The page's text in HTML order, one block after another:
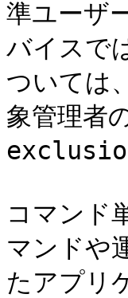
準ユーザ
バイスで
ついては
象管理
コマンド
マンドや
たアプリ